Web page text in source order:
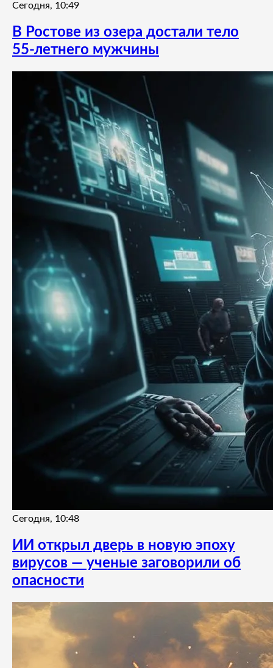
Сегодня, 10:49
В Ростове из озера достали тело
55-летнего мужчины
Сегодня, 10:48
ИИ открыл дверь в новую эпоху
вирусов — ученые заговорили об
опасности